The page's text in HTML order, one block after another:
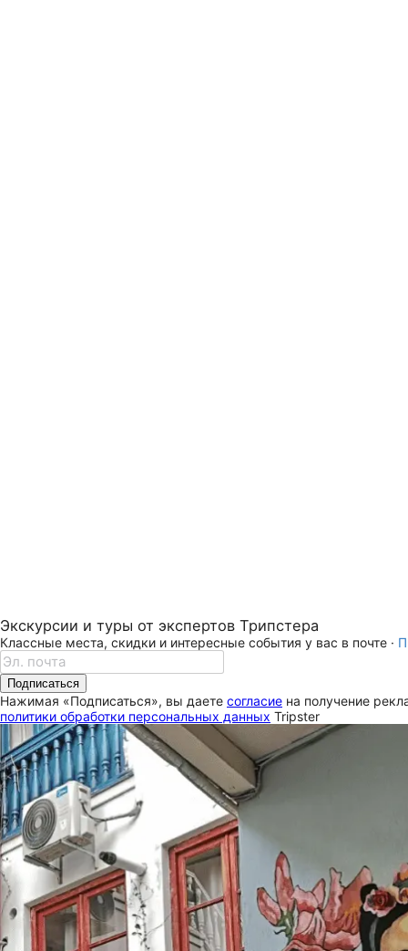
Экскурсии и туры от экспертов Трипстера
Классные места, скидки и интересные события у вас в почте ·
Подписаться
Нажимая «Подписаться», вы даете согласие на получение
политики обработки персональных данных Tripster